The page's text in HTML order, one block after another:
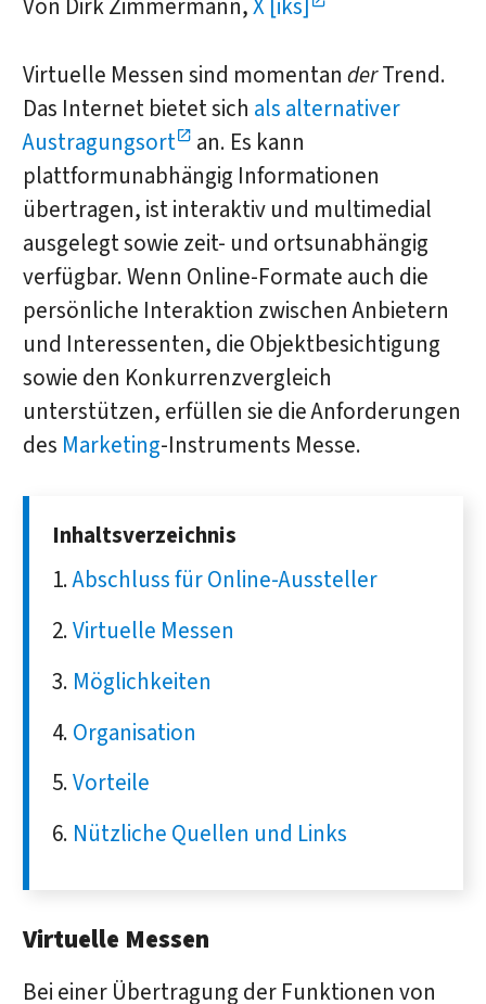
Von Dirk Zimmermann,X [iks]
Virtuelle Messen sind momentan derTrend.
Das Internet bietet sich als alternativer
Austragungsort
an. Es kann
plattformunabhängig Informationen
übertragen, ist interaktiv und multimedial
ausgelegt sowie zeit- und ortsunabhängig
verfügbar. Wenn Online-Formate auch die
persönliche Interaktion zwischen Anbietern
und Interessenten, die Objektbesichtigung
sowie den Konkurrenzvergleich
unterstützen, erfüllen sie die Anforderungen
des Marketing-Instruments Messe.
Inhaltsverzeichnis
Abschluss für Online-Aussteller
Virtuelle Messen
Möglichkeiten
Organisation
Vorteile
Nützliche Quellen und Links
Virtuelle Messen
Bei einer Übertragung der Funktionen von